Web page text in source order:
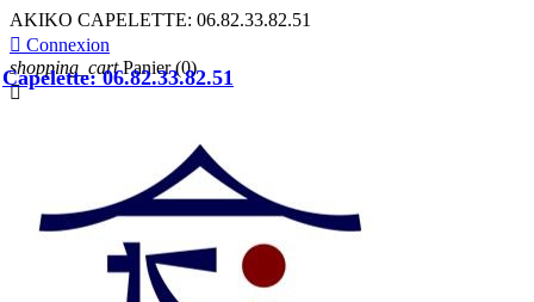
AKIKO CAPELETTE: 06.82.33.82.51
 Connexion
shopping_cart Panier (0)

Capelette: 06.82.33.82.51